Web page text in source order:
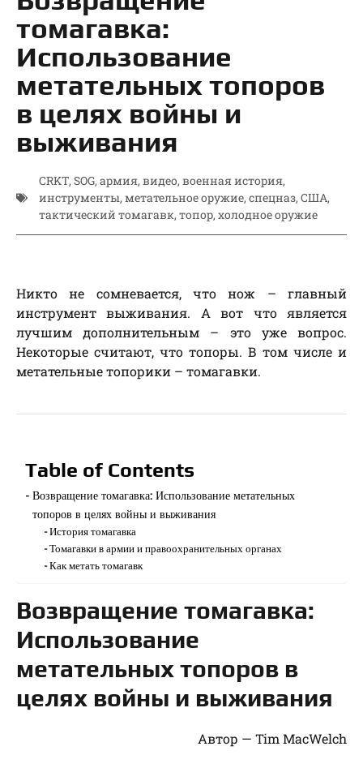
томагавка:
Использование
метательных топоров
в целях войны и
выживания
CRKT, SOG, армия, видео, военная история,
инструменты, метательное оружие, спецназ, США,
тактический томагавк, топор, холодное оружие
Никто не сомневается, что нож – главный
инструмент выживания. А вот что является
лучшим дополнительным – это уже вопрос.
Некоторые считают, что топоры. В том числе и
метательные топорики – томагавки.
Table of Contents
Возвращение томагавка: Использование метательных
топоров в целях войны и выживания
История томагавка
Томагавки в армии и правоохранительных органах
Как метать томагавк
Возвращение томагавка:
Использование
метательных топоров в
целях войны и выживания
Автор — Tim MacWelch